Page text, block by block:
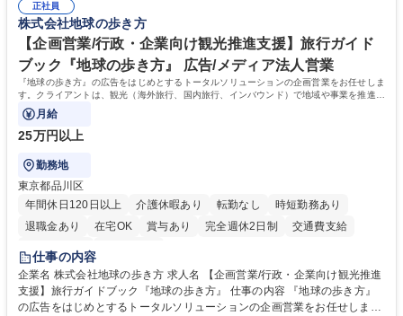
や個別面談を通してご自身のキャリアと向き合っていただき、会社として
もバックアップしていきます。 学歴・資格 学歴：大学院 大学 高専 短大
専修学校 高校 語学力： 資格：
正社員
株式会社地球の歩き方
【企画営業/行政・企業向け観光推進支援】旅行ガイド
ブック『地球の歩き方』 広告/メディア法人営業
『地球の歩き方』の広告をはじめとするトータルソリューションの企画営業をお任せしま
す。クライアントは、観光（海外旅行、国内旅行、インバウンド）で地域や事業を推進し
たい国内外の行政や企業です。
月給
25万円以上
勤務地
東京都品川区
年間休日120日以上
介護休暇あり 転勤なし
時短勤務あり
退職金あり
在宅OK 賞与あり 完全週休2日制
交通費支給
駅近5分以内
仕事の内容
企業名 株式会社地球の歩き方 求人名 【企画営業/行政・企業向け観光推進
支援】旅行ガイドブック『地球の歩き方』 仕事の内容 『地球の歩き方』
の広告をはじめとするトータルソリューションの企画営業をお任せしま